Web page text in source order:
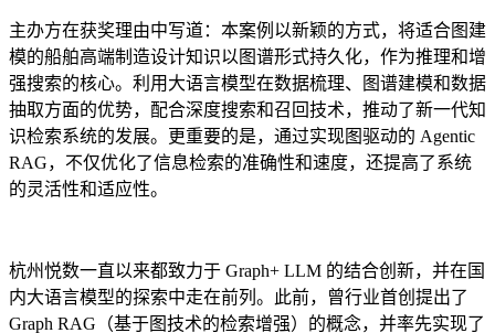
主办方在获奖理由中写道：本案例以新颖的方式，将适合图建
模的船舶高端制造设计知识以图谱形式持久化，作为推理和增
强搜索的核心。利用大语言模型在数据梳理、图谱建模和数据
抽取方面的优势，配合深度搜索和召回技术，推动了新一代知
识检索系统的发展。更重要的是，通过实现图驱动的 Agentic
RAG，不仅优化了信息检索的准确性和速度，还提高了系统
的灵活性和适应性。
杭州悦数一直以来都致力于 Graph+ LLM 的结合创新，并在国
内大语言模型的探索中走在前列。此前，曾行业首创提出了
Graph RAG（基于图技术的检索增强）的概念，并率先实现了